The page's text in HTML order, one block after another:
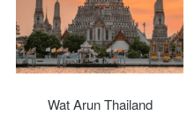
Wat Arun Thailand